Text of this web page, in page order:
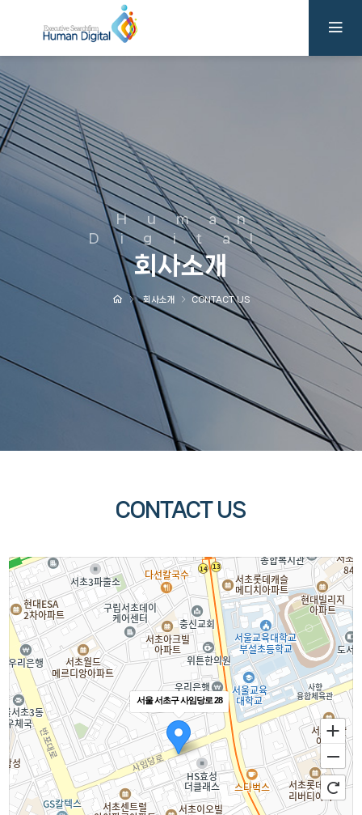
Human
Digital
회사소개
회사소개 CONTACT US
CONTACT US
서울 서초구 사임당로 28